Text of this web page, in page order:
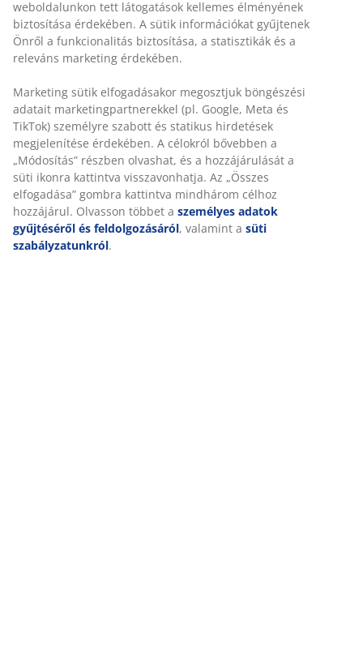
weboldalunkon tett látogatások kellemes élményének
biztosítása érdekében. A sütik információkat gyűjtenek
Önről a funkcionalitás biztosítása, a statisztikák és a
releváns marketing érdekében.
Marketing sütik elfogadásakor megosztjuk böngészési
adatait marketingpartnerekkel (pl. Google, Meta és
TikTok) személyre szabott és statikus hirdetések
megjelenítése érdekében. A célokról bővebben a
„Módosítás” részben olvashat, és a hozzájárulását a
süti ikonra kattintva visszavonhatja. Az „Összes
elfogadása” gombra kattintva mindhárom célhoz
hozzájárul. Olvasson többet a személyes adatok
gyűjtéséről és feldolgozásáról, valamint a süti
szabályzatunkról.